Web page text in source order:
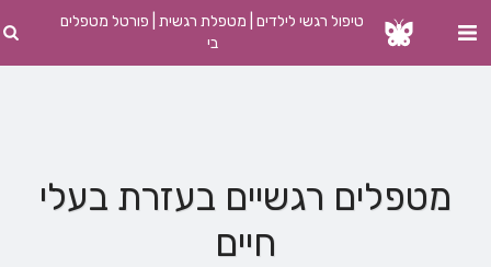
טיפול רגשי לילדים | מטפלת רגשית | פורטל מטפלים
מטפלים רגשיים בעזרת בעלי
חיים